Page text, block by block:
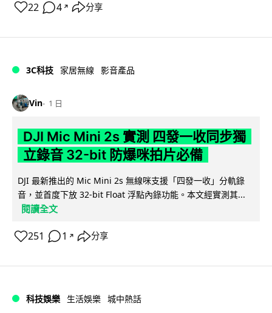
22 4 ↗ 分享
3C科技 家居無線 影音產品
Vin 1 日
DJI Mic Mini 2s 實測 四發一收同步獨
立錄音 32-bit 防爆咪拍片必備
DJI 最新推出的 Mic Mini 2s 無線咪支援「四發一收」分軌錄
音，並首度下放 32-bit Float 浮點內錄功能。本文經實測其...
閱讀全文
251 1 ↗ 分享
科技娛樂 生活娛樂 城中熱話